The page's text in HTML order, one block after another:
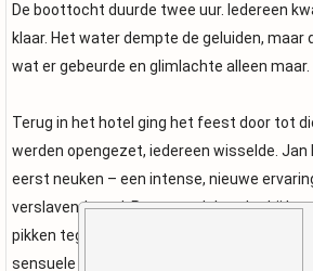
De boottocht duurde twee uur. Iedereen
klaar. Het water dempte de geluiden,
wat er gebeurde en glimlachte alleen maar.
Terug in het hotel ging het feest door tot
werden opengezet, iedereen wisselde. Jan
eerst neuken – een intense, nieuwe
verslavend vond. Peter ontdekte dat hij
pikken tegelijk te pijpen. Hans genoot vooral
sensuele kant: langdurige orale seks,